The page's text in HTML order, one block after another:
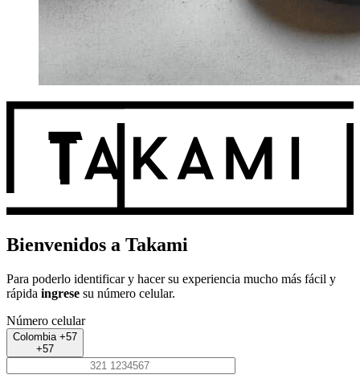
Bienvenidos a Takami
Para poderlo identificar y hacer su experiencia mucho más fácil y
rápida ingrese su número celular.
Número celular
Colombia +57
+57